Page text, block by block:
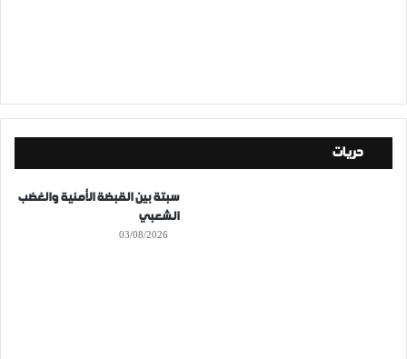
حريات
سبتة بين القبضة الأمنية والغضب
الشعبي
03/08/2026